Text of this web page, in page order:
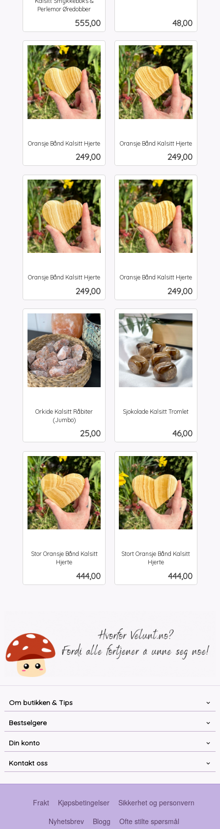
Perlemor Øredobber
Pris
555,00 Pris
48,00
Oransje Bånd Kalsitt Hjerte
Pris
249,00
Oransje Bånd Kalsitt Hjerte
Pris
249,00
Oransje Bånd Kalsitt Hjerte
Pris
249,00
Oransje Bånd Kalsitt Hjerte
Pris
249,00
Orkide Kalsitt Råbiter
(Jumbo)
Pris
25,00
Sjokolade Kalsitt Tromlet
Pris
46,00
Stor Oransje Bånd Kalsitt
Hjerte
Pris
444,00
Stort Oransje Bånd Kalsitt
Hjerte
Pris
444,00
Om butikken & Tips
Bestselgere
Din konto
Kontakt oss
Frakt Kjøpsbetingelser
Sikkerhet og personvern
Nyhetsbrev
Blogg Ofte stilte spørsmål